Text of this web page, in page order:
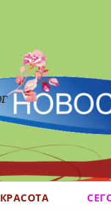
КРАСОТА